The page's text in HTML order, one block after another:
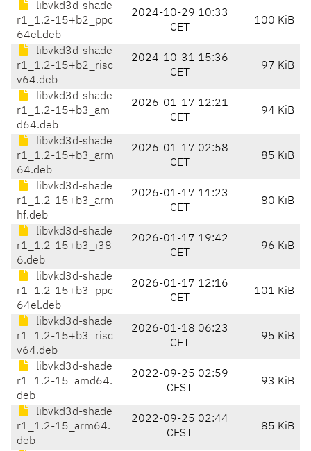
libvkd3d-shade
r1_1.2-15+b2_ppc
64el.deb
2024-10-29 10:33
CET
100 KiB
libvkd3d-shade
r1_1.2-15+b2_risc
v64.deb
2024-10-31 15:36
CET
97 KiB
libvkd3d-shade
r1_1.2-15+b3_am
d64.deb
2026-01-17 12:21
CET
94 KiB
libvkd3d-shade
r1_1.2-15+b3_arm
64.deb
2026-01-17 02:58
CET
85 KiB
libvkd3d-shade
r1_1.2-15+b3_arm
hf.deb
2026-01-17 11:23
CET
80 KiB
libvkd3d-shade
r1_1.2-15+b3_i38
6.deb
2026-01-17 19:42
CET
96 KiB
libvkd3d-shade
r1_1.2-15+b3_ppc
64el.deb
2026-01-17 12:16
CET
101 KiB
libvkd3d-shade
r1_1.2-15+b3_risc
v64.deb
2026-01-18 06:23
CET
95 KiB
libvkd3d-shade
r1_1.2-15_amd64.
deb
2022-09-25 02:59
CEST
93 KiB
libvkd3d-shade
r1_1.2-15_arm64.
deb
2022-09-25 02:44
CEST
85 KiB